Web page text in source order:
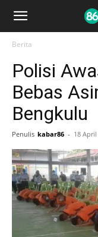
Berita
Polisi
Bebas
Bengkulu
Penulis kabar86 - 18